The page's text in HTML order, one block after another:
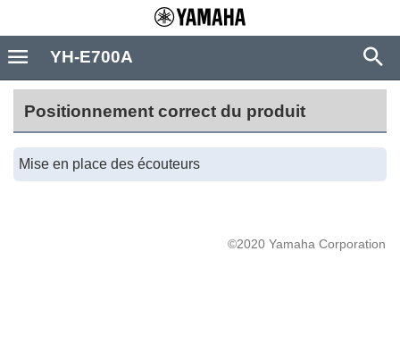
Positionnement correct du produit
Mise en place des écouteurs
©2020 Yamaha Corporation
YH-E700A